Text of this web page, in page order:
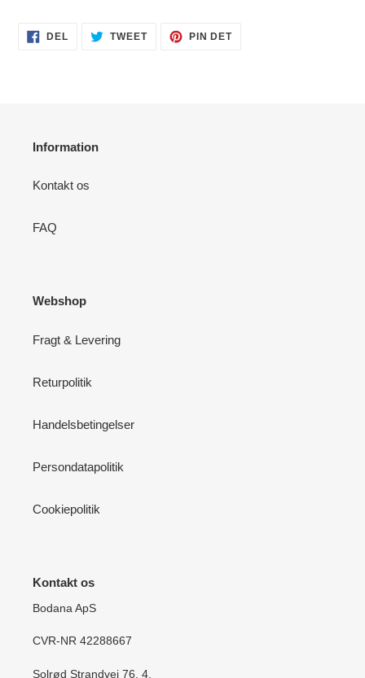
DEL
PÅ
TWEETTWEET PIN DETPIN
Information
Kontakt os
FAQ
Webshop
Fragt & Levering
Returpolitik
Handelsbetingelser
Persondatapolitik
Cookiepolitik
Kontakt os
Bodana ApS
CVR-NR 42288667
Solrød Strandvej 76, 4.